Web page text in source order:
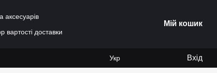
аксесуарів
вартості доставки
Мій кошик
Укр Вхід